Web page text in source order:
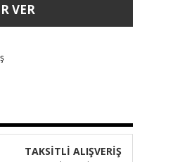
VER
TAKSİTLİ ALIŞVERİŞ